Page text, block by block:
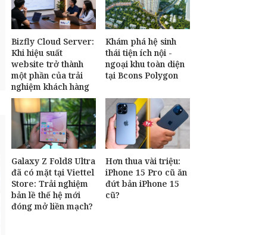
Bizfly Cloud Server:
Khi hiệu suất
website trở thành
một phần của trải
nghiệm khách hàng
Khám phá hệ sinh
thái tiện ích nội -
ngoại khu toàn diện
tại Bcons Polygon
Galaxy Z Fold8 Ultra
đã có mặt tại Viettel
Store: Trải nghiệm
bản lề thế hệ mới
đóng mở liền mạch?
Hơn thua vài triệu:
iPhone 15 Pro cũ ăn
đứt bản iPhone 15
cũ?